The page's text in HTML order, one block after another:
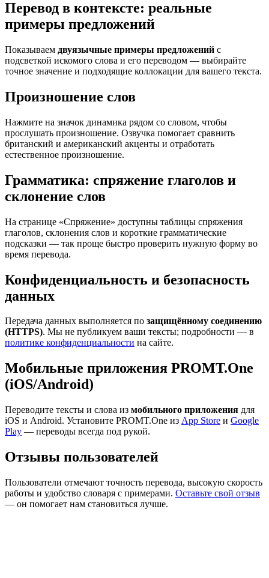
Перевод в контексте: реальные
примеры предложений
Показываем двуязычные примеры предложений с
подсветкой искомого слова и его переводом — выбирайте
точное значение и подходящие коллокации для вашего текста.
Произношение слов
Нажмите на значок динамика рядом со словом, чтобы
прослушать произношение. Озвучка помогает сравнить
британский и американский акценты и отработать
естественное произношение.
Грамматика: спряжение глаголов и
склонение слов
На странице «Спряжение» доступны таблицы спряжения
глаголов, склонения слов и короткие грамматические
подсказки — так проще быстро проверить нужную форму во
время перевода.
Конфиденциальность и безопасность
данных
Передача данных выполняется по защищённому соединению
(HTTPS). Мы не публикуем ваши тексты; подробности — в
политике конфиденциальности на сайте.
Мобильные приложения PROMT.One
(iOS/Android)
Переводите тексты и слова из мобильного приложения для
iOS и Android. Установите PROMT.One из App Store и Google
Play — переводы всегда под рукой.
Отзывы пользователей
Пользователи отмечают точность перевода, высокую скорость
работы и удобство словаря с примерами. Оставьте свой отзыв
— он помогает нам становиться лучше.